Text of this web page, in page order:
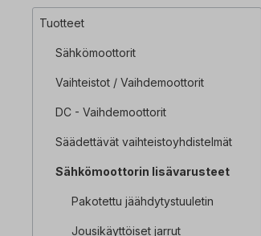
Tuotteet
Sähkömoottorit
Vaihteistot / Vaihdemoottorit
DC - Vaihdemoottorit
Säädettävät vaihteistoyhdistelmät
Sähkömoottorin lisävarusteet
Pakotettu jäähdytystuuletin
Jousikäyttöiset jarrut